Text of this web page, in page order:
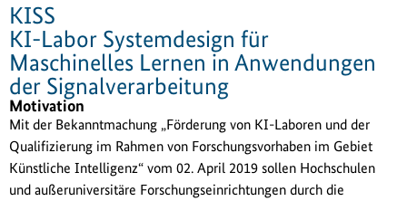
KISS
KI-Labor Systemdesign für
Maschinelles Lernen in Anwendungen
der Signalverarbeitung
Motivation
Mit der Bekanntmachung „Förderung von KI-Laboren und der
Qualifizierung im Rahmen von Forschungsvorhaben im Gebiet
Künstliche Intelligenz“ vom 02. April 2019 sollen Hochschulen
und außeruniversitäre Forschungseinrichtungen durch die